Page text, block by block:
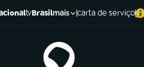
tvBrasilmais carta de serviço